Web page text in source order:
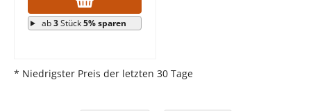
ab3Stück5% sparen
* Niedrigster Preis der letzten 30 Tage